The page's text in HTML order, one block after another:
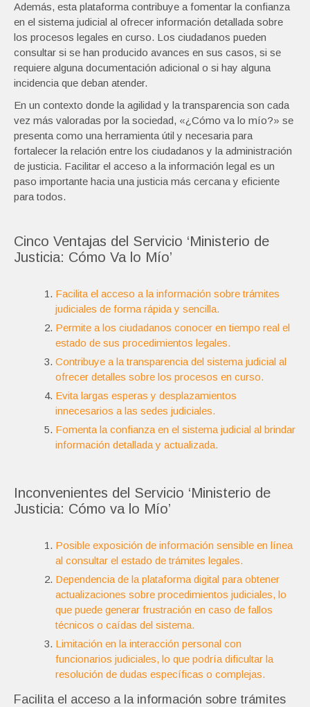
Además, esta plataforma contribuye a fomentar la confianza
en el sistema judicial al ofrecer información detallada sobre
los procesos legales en curso. Los ciudadanos pueden
consultar si se han producido avances en sus casos, si se
requiere alguna documentación adicional o si hay alguna
incidencia que deban atender.
En un contexto donde la agilidad y la transparencia son cada
vez más valoradas por la sociedad, «¿Cómo va lo mío?» se
presenta como una herramienta útil y necesaria para
fortalecer la relación entre los ciudadanos y la administración
de justicia. Facilitar el acceso a la información legal es un
paso importante hacia una justicia más cercana y eficiente
para todos.
Cinco Ventajas del Servicio ‘Ministerio de
Justicia: Cómo Va lo Mío’
Facilita el acceso a la información sobre trámites
judiciales de forma rápida y sencilla.
Permite a los ciudadanos conocer en tiempo real el
estado de sus procedimientos legales.
Contribuye a la transparencia del sistema judicial al
ofrecer detalles sobre los procesos en curso.
Evita largas esperas y desplazamientos
innecesarios a las sedes judiciales.
Fomenta la confianza en el sistema judicial al brindar
información detallada y actualizada.
Inconvenientes del Servicio ‘Ministerio de
Justicia: Cómo va lo Mío’
Posible exposición de información sensible en línea
al consultar el estado de trámites legales.
Dependencia de la plataforma digital para obtener
actualizaciones sobre procedimientos judiciales, lo
que puede generar frustración en caso de fallos
técnicos o caídas del sistema.
Limitación en la interacción personal con
funcionarios judiciales, lo que podría dificultar la
resolución de dudas específicas o complejas.
Facilita el acceso a la información sobre trámites